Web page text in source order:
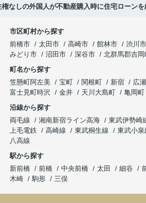
権なしの外国人が不動産購入時に住宅ローン
市区町村から探す
前橋市
太田市 高崎市 館林市 渋川市
みどり市
沼田市 深谷市
北群馬郡吉岡
町名から探す
笠懸町阿左美
宝町 関根町 新宿
広
富士見町時沢
金井 天川大島町 亀岡町
沿線から探す
両毛線
湘南新宿ライン高海 東武伊勢崎
上毛電鉄
高崎線 東武桐生線 東武小泉
八高線
駅から探す
新前橋
前橋 中央前橋 太田 細谷
木崎
駒形 三俣